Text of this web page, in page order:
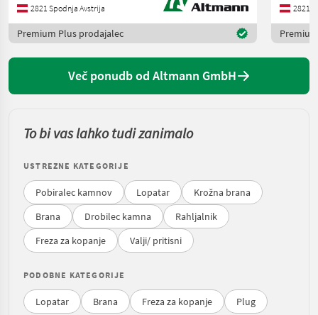
2821 Spodnja Avstrija
Premium Plus prodajalec
2821
Več ponudb od Altmann GmbH
To bi vas lahko tudi zanimalo
USTREZNE KATEGORIJE
Pobiralec kamnov Lopatar
Krožna brana
Brana
Drobilec kamna
Rahljalnik
Freza za kopanje
Valji/ pritisni
PODOBNE KATEGORIJE
Lopatar Brana Freza za kopanje Plug